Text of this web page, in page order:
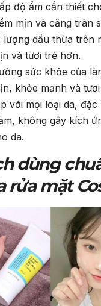
độ ẩm cần thiết
mịn và căng tràn
lượng dầu thừa trên
và tươi trẻ hơn.
sức khỏe của
khỏe mạnh và
với mọi loại da, đặc
không gây kích
da.
dùng
rửa mặt